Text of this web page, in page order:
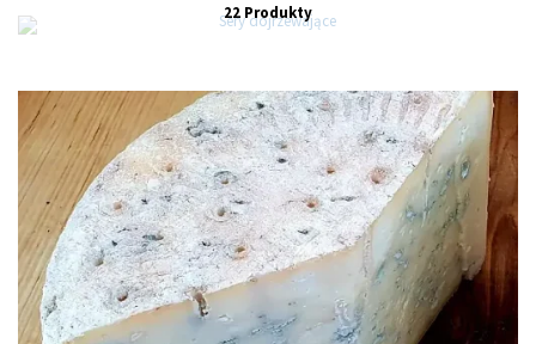
22 Produkty